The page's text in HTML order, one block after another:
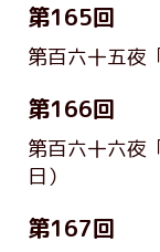
第165回
第百六十五夜
第166回
第百六十六夜
日）
第167回